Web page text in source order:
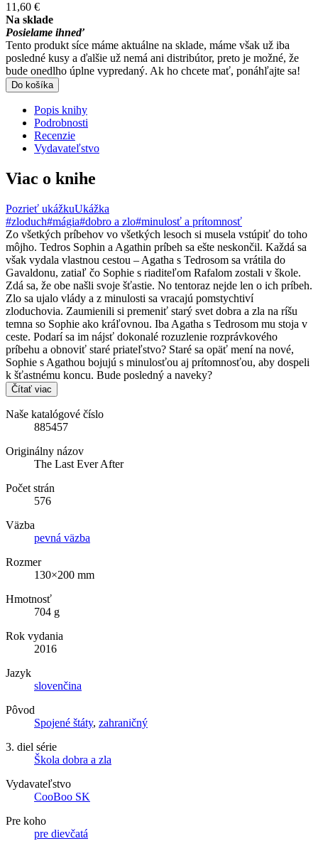
11,60 €
Na sklade
Posielame ihneď
Tento produkt síce máme aktuálne na sklade, máme však už iba
posledné kusy a ďalšie už nemá ani distribútor, preto je možné, že
bude onedlho úplne vypredaný. Ak ho chcete mať, ponáhľajte sa!
Do košíka
Popis knihy
Podrobnosti
Recenzie
Vydavateľstvo
Viac o knihe
Pozrieť ukážkuUkážka
#zloduch#mágia#dobro a zlo#minulosť a prítomnosť
Zo všetkých príbehov vo všetkých lesoch si musela vstúpiť do toho
môjho. Tedros Sophin a Agathin príbeh sa ešte neskončil. Každá sa
však vydala vlastnou cestou – Agatha s Tedrosom sa vrátila do
Gavaldonu, zatiaľ čo Sophie s riaditeľom Rafalom zostali v škole.
Zdá sa, že obe našli svoje šťastie. No tentoraz nejde len o ich príbeh.
Zlo sa ujalo vlády a z minulosti sa vracajú pomstychtiví
zloduchovia. Zaumienili si premeniť starý svet dobra a zla na ríšu
temna so Sophie ako kráľovnou. Iba Agatha s Tedrosom mu stoja v
ceste. Podarí sa im nájsť dokonalé rozuzlenie rozprávkového
príbehu a obnoviť staré priateľstvo? Staré sa opäť mení na nové,
Sophie s Agathou bojujú s minulosťou aj prítomnosťou, aby dospeli
k šťastnému koncu. Bude posledný a naveky?
Čítať viac
Naše katalógové číslo
885457
Originálny názov
The Last Ever After
Počet strán
576
Väzba
pevná väzba
Rozmer
130×200 mm
Hmotnosť
704 g
Rok vydania
2016
Jazyk
slovenčina
Pôvod
Spojené štáty, zahraničný
3. diel série
Škola dobra a zla
Vydavateľstvo
CooBoo SK
Pre koho
pre dievčatá